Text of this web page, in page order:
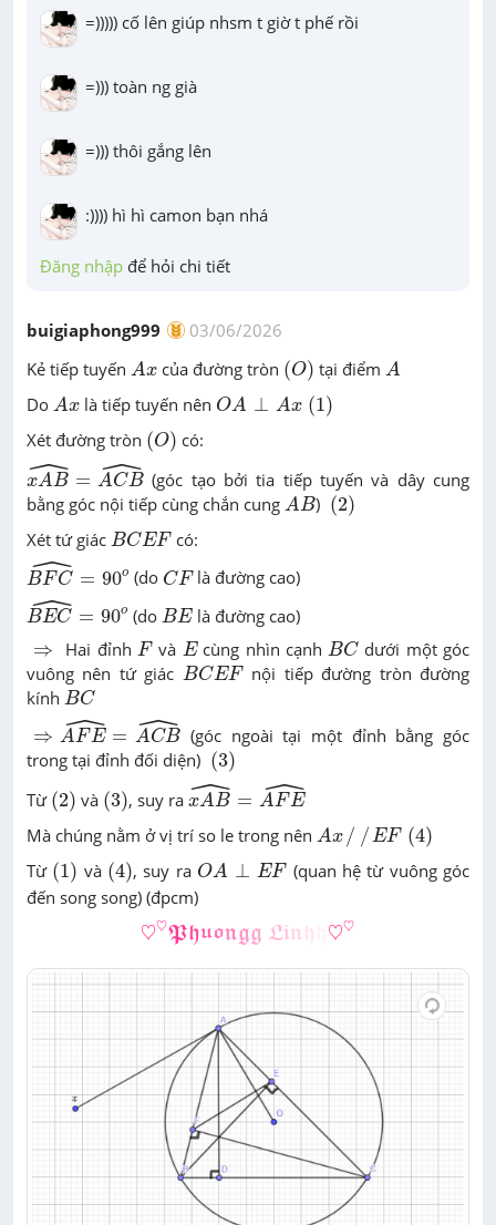
=))))) cố lên giúp nhsm t giờ t phế rồi
=))) toàn ng già
=))) thôi gắng lên
:)))) hì hì camon bạn nhá
Đăng nhập để hỏi chi tiết
buigiaphong999
03/06/2026
Kẻ tiếp tuyến Ax
Ax của đường tròn (O)
(O) tại điểm A
A
Do Ax
Ax là tiếp tuyến nên OA ⊥ Ax (1)
O A ⊥A x (1 )
Xét đường tròn (O)
(O) có:
ˆ
xAB = ˆ
ACB
xAB^ CB^
(góc tạo bởi tia tiếp tuyến và dây cung
bằng góc nội tiếp cùng chắn cung AB
A B ) (2)
(2)
Xét tứ giác BCEF
BCEF có:
ˆ
BFC = 90o
BFC^
(do CF
CF là đường cao)
ˆ
BEC = 90o
BEC^
(do BE
BE là đường cao)
⇒
⇒ Hai đỉnh F
F và E
Ecùng nhìn cạnh BC
BC dưới một góc
vuông nên tứ giác BCEF
BCEF
nội tiếp đường tròn đường
kính BC
BC
⇒ ˆ
AFE = ˆ
ACB
E^=A ^
(góc ngoài tại một đỉnh bằng góc
trong tại đỉnh đối diện) (3)
(3)
Từ (2)
(2) và (3)
(3) , suy ra ˆ
xAB = ˆ
AFE
xAB^ FE^
Mà chúng nằm ở vị trí so le trong nên Ax / /EF (4)
Ax/ / EF (4)
Từ (1)
(1) và (4)
(4) , suy ra OA ⊥ EF
OA⊥E F
(quan hệ từ vuông góc
đến song song) (đpcm)
♡♡Phuongg Lin h ♡♡
♡♡𝕻𝖍 𝖓𝖍 ♡ ♡